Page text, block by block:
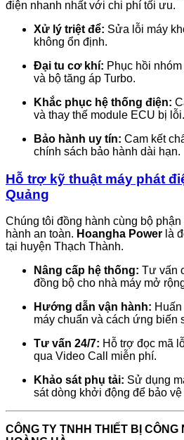
điện nhanh nhất với chi phí tối ưu.
Xử lý triệt để: Sửa lỗi máy
không ổn định.
Đại tu cơ khí: Phục hồi
và bộ tăng áp Turbo.
Khắc phục hệ thống điện:
và thay thế module ECU bị lỗi.
Bảo hành uy tín: Cam kết
chính sách bảo hành dài hạn.
Hỗ trợ kỹ thuật máy phát
Quảng
Chúng tôi đồng hành cùng bộ
hành an toàn. Hoangha Power là
tại huyện Thạch Thành.
Nâng cấp hệ thống: Tư vấn
đồng bộ cho nhà máy mở
Hướng dẫn vận hành:
máy chuẩn và cách ứng biến
Tư vấn 24/7: Hỗ trợ đọc mã
qua Video Call miễn phí.
Khảo sát phụ tải: Sử dụng
sát dòng khởi động để bảo vệ
CÔNG TY TNHH THIẾT BỊ CÔNG